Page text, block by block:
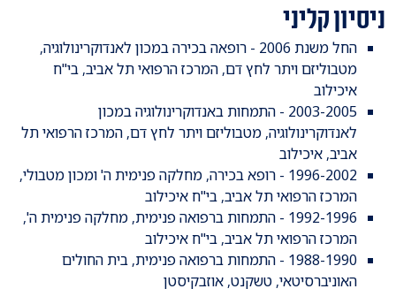
ניסיון קליני
החל משנת 2006 - רופאה בכירה במכון לאנדוקרינולוגיה,
מטבוליזם ויתר לחץ דם, המרכז הרפואי תל אביב, בי"ח
איכילוב
2003-2005 - התמחות באנדוקרינולוגיה במכון
לאנדוקרינולוגיה, מטבוליזם ויתר לחץ דם, המרכז הרפואי תל
אביב, איכילוב
1996-2002 - רופא בכירה, מחלקה פנימית ה' ומכון מטבולי,
המרכז הרפואי תל אביב, בי"ח איכילוב
1992-1996 - התמחות ברפואה פנימית, מחלקה פנימית ה',
המרכז הרפואי תל אביב, בי"ח איכילוב
1988-1990 - התמחות ברפואה פנימית, בית החולים
האוניברסיטאי, טשקנט, אוזבקיסטן